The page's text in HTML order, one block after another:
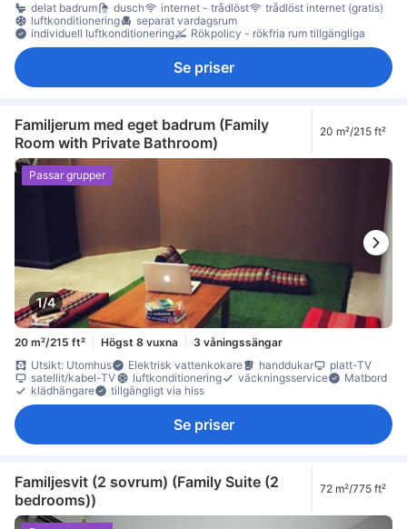
delat badrum
dusch internet - trådlöst
trådlöst internet (gratis)
luftkonditionering
separat vardagsrum
individuell luftkonditionering
Rökpolicy - rökfria rum tillgängliga
Se priser
Familjerum med eget badrum (Family
Room with Private Bathroom)
20 m²/215 ft²
1/4
Passar grupper
20 m²/215 ft² Högst 8 vuxna
3 våningssängar
Utsikt: Utomhus
Elektrisk vattenkokare handdukar
platt-TV
satellit/kabel-TV
luftkonditionering väckningsservice
Matbord
klädhängare
tillgängligt via hiss
Se priser
Familjesvit (2 sovrum) (Family Suite (2
bedrooms))
72 m²/775 ft²